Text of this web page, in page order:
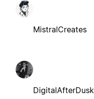
MistralCreates
DigitalAfterDusk